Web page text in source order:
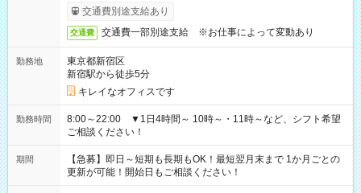
交通費別途支給あり
交通費 交通費一部別途支給 ※お仕事によって変動あり
勤務地
東京都新宿区
新宿駅から徒歩5分
キレイなオフィスです
勤務時間
8:00～22:00 ▼1日4時間～ 10時～・11時～など、シフト希望
ご相談ください！
期間
【急募】即日～短期も長期もOK！最短翌月末まで 1か月ごとの
更新が可能！開始日もご相談ください！